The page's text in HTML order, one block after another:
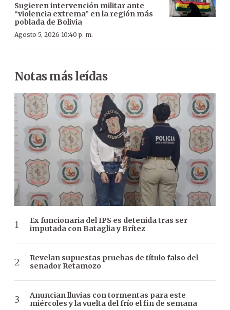
Sugieren intervención militar ante
“violencia extrema” en la región más
poblada de Bolivia
Agosto 5, 2026 10:40 p. m.
Notas más leídas
Ex funcionaria del IPS es detenida tras ser
imputada con Bataglia y Brítez
Revelan supuestas pruebas de título falso del
senador Retamozo
Anuncian lluvias con tormentas para este
miércoles y la vuelta del frío el fin de semana